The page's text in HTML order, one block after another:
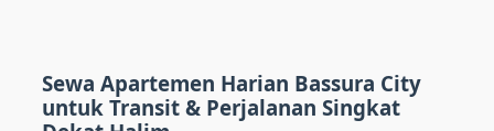
Sewa Apartemen Harian Bassura City
untuk Transit & Perjalanan Singkat